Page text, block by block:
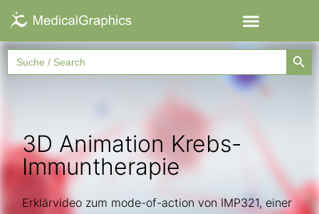
Search
for:
3D Animation Krebs-
Immuntherapie
Erklärvideo zum mode-of-action von IMP321, einer